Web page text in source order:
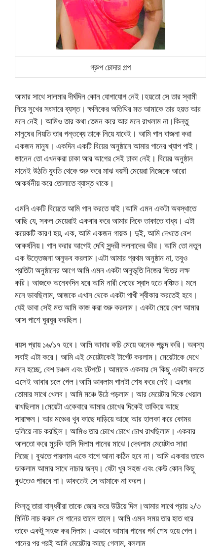
গ্রুপ চোদার গল্প
আমার সাথে সালমার দীর্ঘদিন কোন যোগাযোগ নেই।হয়তো সে তার স্বামী
নিয়ে সুখের সংসারে ব্যস্ত। ক্ষনিকের অতিথির মত আমাকে তার হয়ত আর
মনে নেই। আমিও তার কথা তেমন করে আর মনে রাখলাম না।কিন্তু
মানুষের নিয়তি তার গন্তব্যে তাকে নিয়ে যাবেই। আমি গান বাজনা করা
একজন মানুষ। একদিন একটি বিয়ের অনুষ্ঠানে আমার গানের খ্যাপ পাই।
জানেন তো এখনকরা ঢাকা আর আগের সেই ঢাকা নেই। বিয়ের অনুষ্ঠান
মানেই উঠতি যুবতি থেকে শুরু করে মাঝ বয়সী মেয়েরা নিজেকে আরো
আকর্ষনীয় করে তোলাতে ব্যাস্ত থাকে।
এমনি একটি বিয়েতে আমি গান করতে যাই।আমি এমন একটা অবস্থাতে
আছি যে, সকল মেয়েরাই একবার করে আমার দিকে তাকাতে বাধ্য। এটা
কয়েকটি কারণ হয়, এক, আমি একজন গায়ক। দুই, আমি দেখতে বেশ
আকর্ষনিয়। গান করার আগেই দেখি সুন্দরী ললনাদের ভীর। আমি তো নতুন
এক উত্তেজনা অনুভব করলাম।এটা আমার প্রথম অনুষ্ঠান না, তবুও
প্রতিটা অনুষ্ঠানের আগে আমি এমন একটা অনুভূতি নিজের ভিতর লক্ষ
করি। আজকে অনেকদিন ধরে আমি নারী দেহের স্বাদ হতে বঞ্চিত। মনে
মনে ভাবছিলাম, আজকে এখান থেকে একটা পাখী শ্বীকার করতেই হবে।
যেই ভাবা সেই মত আমি কাজ করা শুরু করলাম। একটা মেয়ে বেশ আমার
আস পাশে ঘুরঘুর করছিল।
বয়স প্রায় ১৬/১৭ হবে। আমি আবার কচি মেয়ে অনেক পছন্দ করি। অবস্য
সবাই এটা করে। আমি এই মেয়েটাকেই টার্গেট করলাম। মেয়েটাকে দেখে
মনে হচ্ছে, বেশ চঞ্চল এবং চটপটে। আমাকে একবার সে কিছু একটা বলতে
এসেই আবার চলে গেল।আমি ভাবলাম গানটা শেষ করে নেই। এরপর
তোমার সাথে খেলব। আমি মঞ্চে উঠে পড়লাম। আর মেয়েটার দিকে খেয়াল
রাখছিলাম।মেয়েটা একেবারে আমার চোখের দিকেই তাকিয়ে আছে
সারাক্ষন। আর মঞ্চের খুব কাছে দাড়িয়ে আছে আর হালকা করে কোমর
দুলিয়ে নাচ করছিল। আমিও তার চোখে চোখে চোখ রাখছিলাম। একবার
আলতো করে মুচকি হাসি দিলাম গানের মাঝে।দেখলাম মেয়েটাও সারা
দিচ্ছে। বুঝতে পারলাম একে বাগে আনা কঠিন হবে না। আমি একবার তাকে
ডাকলাম আমার সাথে নাচার জন্য। যেটা খুব সহজ এবং কেউ কোন কিছু
বুঝতেও পারবে না। ডাকতেই সে আমাকে না করল।
কিন্তু তারা বান্ধবীরা তাকে জোর করে উঠিয়ে দিল।আমার সাথে প্রায় ২/৩
মিনিট নাচ করল সে গানের তালে তালে। আমি এমন সময় তার হাত ধরে
তাকে একটু সহজ কর দিলাম। এভাবে আমার গানের পর্ব শেষ হয়ে গেল।
গানের পর পরই আমি মেয়েটার কাছে গেলাম, বললাম